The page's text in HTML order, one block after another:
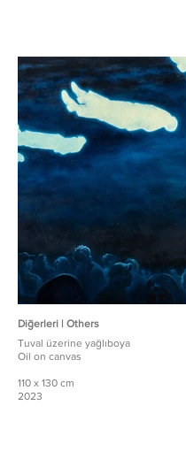
Diğerleri | Others
Tuval üzerine yağlıboya
Oil on canvas
110 x 130 cm
2023